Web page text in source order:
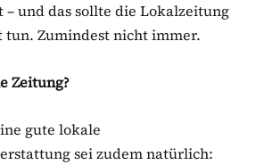
und das sollte die Lokalzeitung
tun. Zumindest nicht immer.
Zeitung?
gute lokale
sei zudem natürlich: